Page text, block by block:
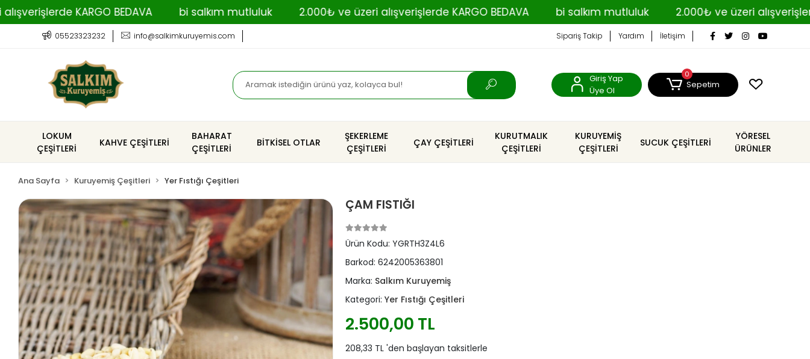
KARGO BEDAVA bi salkım mutluluk 2.000₺ ve üzeri alışverişlerde KARGO BEDAVA bi salkım mutluluk 2.000₺ ve üzeri alışverişlerde
05523323232 info@salkimkuruyemis.com Sipariş Takip Yardım İletişim
Giriş Yap
Üye Ol
0
Sepetim
LOKUM
ÇEŞİTLERİ
KAHVE ÇEŞİTLERİ
BAHARAT
ÇEŞİTLERİ
BİTKİSEL OTLAR
ŞEKERLEME
ÇEŞİTLERİ
ÇAY ÇEŞİTLERİ
KURUTMALIK
ÇEŞİTLERİ
KURUYEMİŞ
ÇEŞİTLERİ
SUCUK ÇEŞİTLERİ
YÖRESEL
ÜRÜNLER
Ana Sayfa Kuruyemiş Çeşitleri Yer Fıstığı Çeşitleri
ÇAM FISTIĞI
Ürün Kodu:YGRTH3Z4L6
Barkod:6242005363801
Marka: Salkım Kuruyemiş
Kategori:Yer Fıstığı Çeşitleri
2.500,00 TL
208,33 TL 'den başlayan taksitlerle